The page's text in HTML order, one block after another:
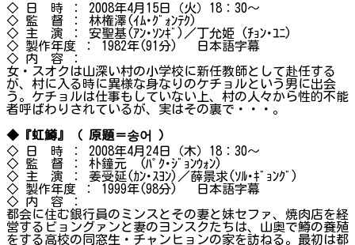
◇ 日 時 ： 2008年4月15日（火）18：30～
◇ 監 督 ： 林権澤(ｲﾑ･ｸﾞｫﾝﾃｸ)
◇ 主 演 ： 安聖基(ｱﾝ･ｿﾝｷﾞ)／丁允姫 (ﾁｮﾝ･ﾕﾆ)
◇ 製作年度 ： 1982年(91分) 日本語字幕
◇ 内 容 ：
女・スオクは山深い村の小学校に新任教師として赴任する
が、村に入る時に異様な身なりのケチョルという男に出会
う。ケチョルは仕事もしていない上、村の人々から性的不能
者呼ばわりされているが、実はその裏で・・・。
◆『虹鱒』（ 原題＝송어 ）
◇ 日 時 ： 2008年4月24日（木）18：30～
◇ 監 督 ： 朴鐘元 (ﾊﾟｸ･ｼﾞｮﾝｳｫﾝ)
◇ 主 演 ： 姜受延(ｶﾝ･ｽﾖﾝ)／薛景求(ｿﾙ･ｷﾞｮﾝｸﾞ)
◇ 製作年度 ： 1999年(98分) 日本語字幕
◇ 内 容 ：
都会に住む銀行員のミンスとその妻と妹セファ、焼肉店を経
営するビョングァンと妻のヨンスクたちは、山奥で鱒の養殖
をする高校の同窓生・チャンヒョンの家を訪ねる。最初は都